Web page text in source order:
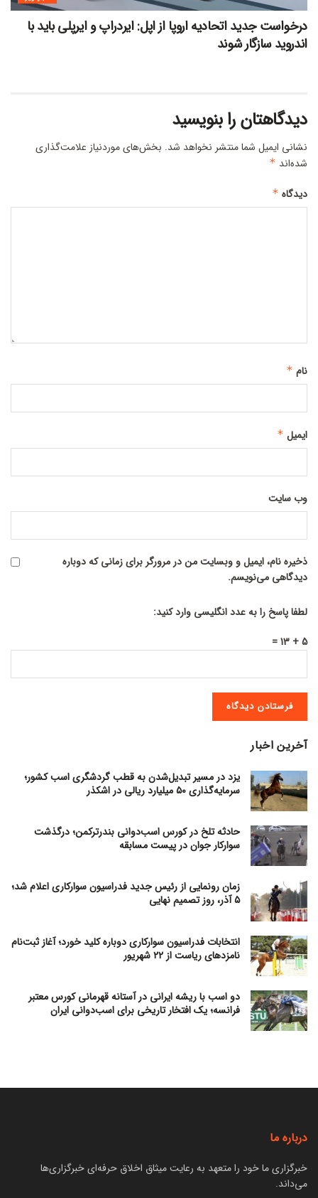
درخواست جدید اتحادیه اروپا از اپل: ایردراپ و ایرپلی باید با
اندروید سازگار شوند
دیدگاهتان را بنویسید
نشانی ایمیل شما منتشر نخواهد شد. بخش‌های موردنیاز علامت‌گذاری
شده‌اند *
دیدگاه *
نام *
ایمیل *
وب‌ سایت
ذخیره نام، ایمیل و وبسایت من در مرورگر برای زمانی که دوباره
دیدگاهی می‌نویسم.
لطفا پاسخ را به عدد انگلیسی وارد کنید:
5 + 13 =
آخرین اخبار
یزد در مسیر تبدیل‌شدن به قطب گردشگری اسب کشور؛
سرمایه‌گذاری ۵۰ میلیارد ریالی در اشکذر
حادثه تلخ در کورس اسب‌دوانی بندرترکمن؛ درگذشت
سوارکار جوان در پیست مسابقه
زمان رونمایی از رئیس جدید فدراسیون سوارکاری اعلام شد؛
۵ آذر، روز تصمیم نهایی
انتخابات فدراسیون سوارکاری دوباره کلید خورد؛ آغاز ثبت‌نام
نامزدهای ریاست از ۲۲ شهریور
دو اسب با ریشه ایرانی در آستانه قهرمانی کورس معتبر
فرانسه؛ یک افتخار تاریخی برای اسب‌دوانی ایران
درباره ما
خبرگزاری ما خود را متعهد به رعایت میثاق اخلاق حرفه‌ای خبرگزاری‌ها
می‌داند.